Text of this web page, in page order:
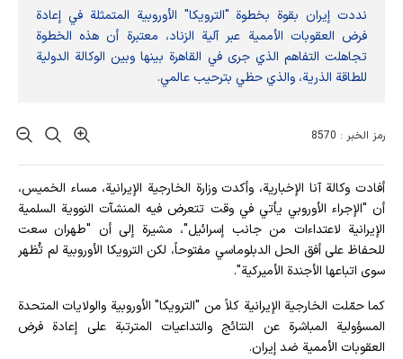
نددت إيران بقوة بخطوة "الترويكا" الأوروبية المتمثلة في إعادة
فرض العقوبات الأممية عبر آلية الزناد، معتبرة أن هذه الخطوة
تجاهلت التفاهم الذي جرى في القاهرة بينها وبين الوكالة الدولية
للطاقة الذرية، والذي حظي بترحيب عالمي.
رمز الخبر : 8570
أفادت وکالة آنا الإخباریة، وأكدت وزارة الخارجية الإيرانية، مساء الخميس،
أن "الإجراء الأوروبي يأتي في وقت تتعرض فيه المنشآت النووية السلمية
الإيرانية لاعتداءات من جانب إسرائيل"، مشيرة إلى أن "طهران سعت
للحفاظ على أفق الحل الدبلوماسي مفتوحاً، لكن الترويكا الأوروبية لم تُظهر
سوى اتباعها الأجندة الأميركية".
كما حمّلت الخارجية الإيرانية كلاً من "الترويكا" الأوروبية والولايات المتحدة
المسؤولية المباشرة عن النتائج والتداعيات المترتبة على إعادة فرض
العقوبات الأممية ضد إيران.